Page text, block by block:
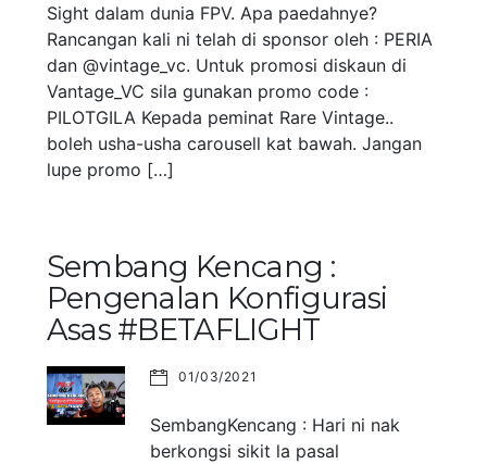
Sight dalam dunia FPV. Apa paedahnye?
Rancangan kali ni telah di sponsor oleh : PERIA
dan @vintage_vc. Untuk promosi diskaun di
Vantage_VC sila gunakan promo code :
PILOTGILA Kepada peminat Rare Vintage..
boleh usha-usha carousell kat bawah. Jangan
lupe promo […]
Sembang Kencang :
Pengenalan Konfigurasi
Asas #BETAFLIGHT
01/03/2021
SembangKencang : Hari ni nak
berkongsi sikit la pasal